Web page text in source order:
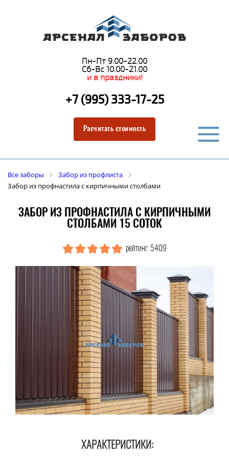
Пн-Пт 9.00-22.00
Сб-Вс 10.00-21.00
и в праздники!
+7 (995) 333-17-25
Расчитать стоимость
Все заборы
Забор из профлиста
Забор из профнастила с кирпичными столбами
ЗАБОР ИЗ ПРОФНАСТИЛА С КИРПИЧНЫМИ
СТОЛБАМИ 15 СОТОК
рейтинг: 5409
ХАРАКТЕРИСТИКИ: